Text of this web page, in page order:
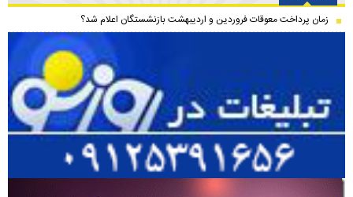
زمان پرداخت معوقات فروردین و اردیبهشت بازنشستگان اعلام شد؟